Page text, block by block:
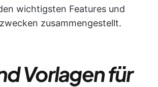
wichtigsten Features und
zusammengestellt.
Vorlagen für